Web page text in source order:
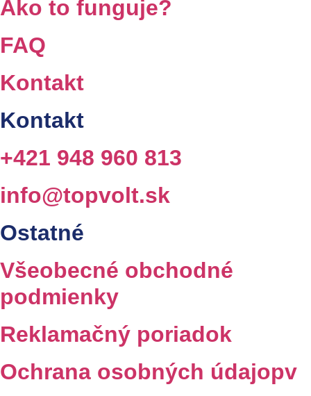
Ako to funguje?
FAQ
Kontakt
Kontakt
+421 948 960 813
info@topvolt.sk
Ostatné
Všeobecné obchodné
podmienky
Reklamačný poriadok
Ochrana osobných údajopv